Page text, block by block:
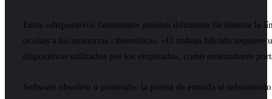
Estos «dispositivos fantasmas» pueden difuminar fácilmente la
ocultas a las amenazas cibernéticas. «El trabajo híbrido requiere
dispositivos utilizados por los empleados, como ordenadores
Software obsoleto o pirateado: la puerta de entrada al